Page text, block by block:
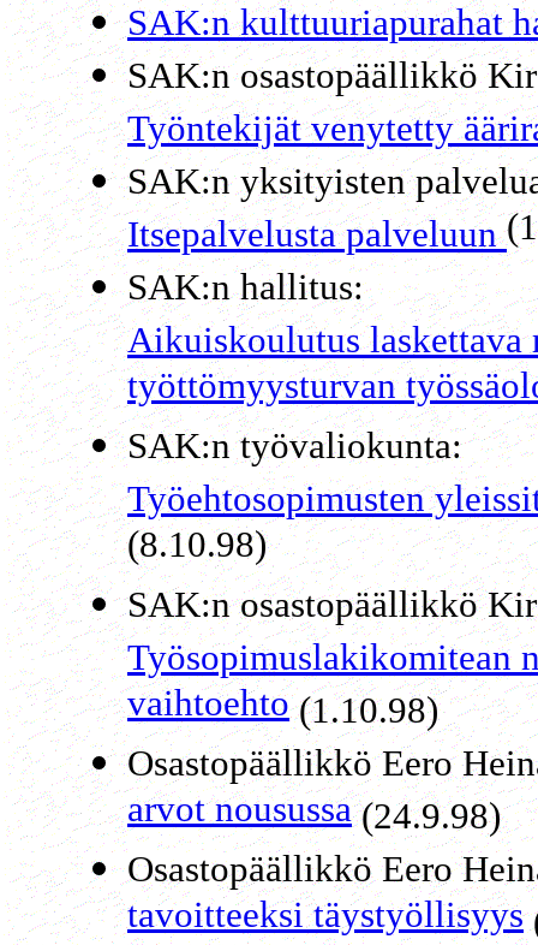
SAK:n kulttuuriapurahat
SAK:n osastopäällikkö
Työntekijät venytetty
SAK:n yksityisten
Itsepalvelusta palveluun
SAK:n hallitus:
Aikuiskoulutus laskettava
työttömyysturvan
SAK:n työvaliokunta:
Työehtosopimusten
(8.10.98)
SAK:n osastopäällikkö
Työsopimuslakikomitean
vaihtoehto(1.10.98)
Osastopäällikkö Eero
arvot nousussa(24.9.98)
Osastopäällikkö Eero
tavoitteeksi täystyöllisyys